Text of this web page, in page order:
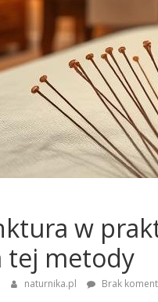
w
tej metody
naturnika.pl Brak